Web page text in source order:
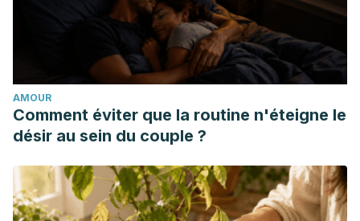
Mesa, Isis Laura Vázquez, et al. “Caracterización de la
Revista Cubana de Otorrinolaringología y Cirugía
de Cabeza y Cuello3.2 (2019).
Valentín Rodríguez, Aymara. “Cardiopatías congénitas en
edad pediátrica, aspectos clínicos y
epidemiológicos.”
Revista Médica Electrónica
40.4 (2018):
Castro, Sofía Teresa Valdez, Antonella Fanny Montenegro
Villavicencio, and Lucía Andrea Jiménez Rivera.
“Cardiopatía reumática diagnóstico y
AMOUR
Comment éviter que la routine n'éteigne le
désir au sein du couple ?